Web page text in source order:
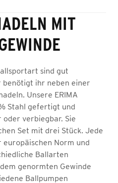
MIT
sind gut
benötigt ihr neben einer
Unsere ERIMA
Stahl gefertigt und
verbiegbar. Sie
Set mit drei Stück. Jede
Norm und
Ballarten
genormten Gewinde
Ballpumpen